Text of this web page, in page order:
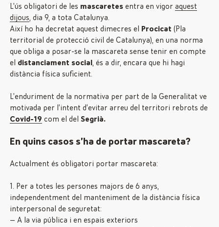
L’ús obligatori de les mascaretes entra en vigor aquest
dijous , dia 9, a tota Catalunya.
Així ho ha decretat aquest dimecres el
Procicat (Pla
territorial de protecció civil de Catalunya), en una norma
que obliga a posar-se la mascareta sense tenir en compte
el distanciament social
, és a dir, encara que hi hagi
distància física suficient.
L’enduriment de la normativa per part de la Generalitat ve
motivada per l’intent d’evitar arreu del territori rebrots de
Covid-19 com el del Segrià.
En quins casos s’ha de portar mascareta?
Actualment és obligatori portar mascareta:
1. Per a totes les persones majors de 6 anys,
independentment del manteniment de la distància física
interpersonal de seguretat:
A la via pública i en espais exteriors